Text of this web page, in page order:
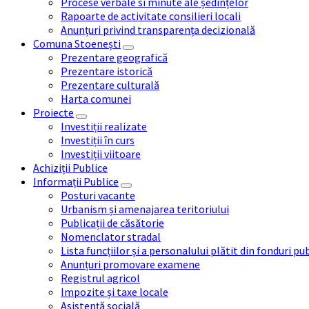
Rapoarte de activitate consilieri locali
Anunțuri privind transparența decizională
Comuna Stoenești
Prezentare geografică
Prezentare istorică
Prezentare culturală
Harta comunei
Proiecte
Investiții realizate
Investiții în curs
Investiții viitoare
Achiziții Publice
Informații Publice
Posturi vacante
Urbanism și amenajarea teritoriului
Publicații de căsătorie
Nomenclator stradal
Lista funcțiilor și a personalului plătit din fonduri
Anunțuri promovare examene
Registrul agricol
Impozite și taxe locale
Asistență socială